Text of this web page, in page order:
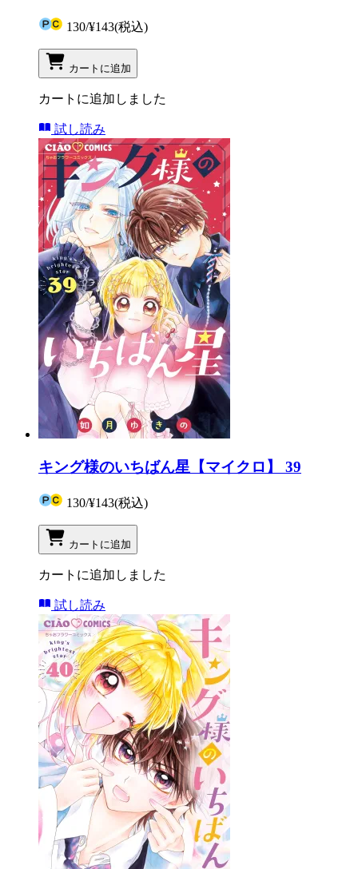
130/¥143(税込)
カートに追加
カートに追加しました
試し読み
キング様のいちばん星【マイクロ】 39
130/¥143(税込)
カートに追加
カートに追加しました
試し読み